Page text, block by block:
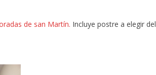
de san Martín. Incluye postre a elegir del